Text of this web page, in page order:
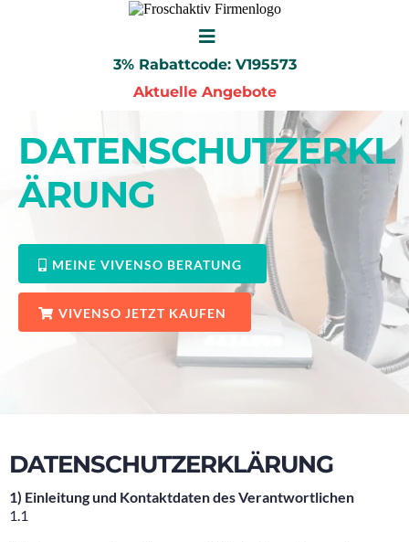
3% Rabattcode: V195573
Aktuelle Angebote
DATENSCHUTZERKL
ÄRUNG
MEINE VIVENSO BERATUNG
VIVENSO JETZT KAUFEN
DATENSCHUTZERKLÄRUNG
1) Einleitung und Kontaktdaten des Verantwortlichen
1.1